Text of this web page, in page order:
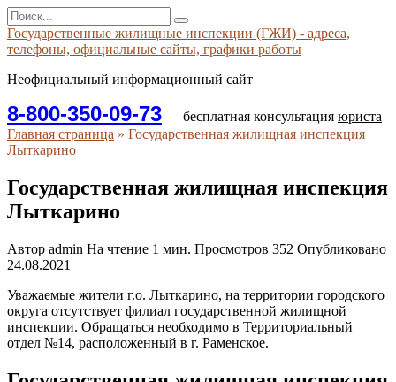
Перейти
к
содержанию
Search
for:
Государственные жилищные инспекции (ГЖИ) - адреса,
телефоны, официальные сайты, графики работы
Неофициальный информационный сайт
8-800-350-09-73 — бесплатная консультация юриста
Главная страница » Государственная жилищная инспекция
Лыткарино
Государственная жилищная инспекция
Лыткарино
Автор admin На чтение 1 мин. Просмотров 352 Опубликовано
24.08.2021
Уважаемые жители г.о. Лыткарино, на территории городского
округа отсутствует филиал государственной жилищной
инспекции. Обращаться необходимо в Территориальный
отдел №14, расположенный в г. Раменское.